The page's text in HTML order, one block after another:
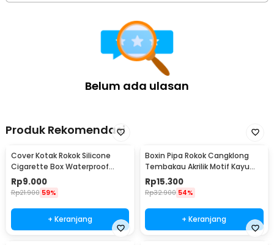
Belum ada ulasan
Produk Rekomendasi
Cover Kotak Rokok Silicone
Cigarette Box Waterproof
Keep Calm - JD-SH100
Rp9.000
Rp21.900 59%
+ Keranjang
Boxin Pipa Rokok Cangklong
Tembakau Akrilik Motif Kayu
Tobacco Pipes - ZF808
Rp15.300
Rp32.900 54%
+ Keranjang